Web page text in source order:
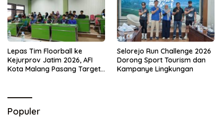
Lepas Tim Floorball ke
Kejurprov Jatim 2026, AFI
Kota Malang Pasang Target
Selorejo Run Challenge 2026
Dorong Sport Tourism dan
Kampanye Lingkungan
Populer